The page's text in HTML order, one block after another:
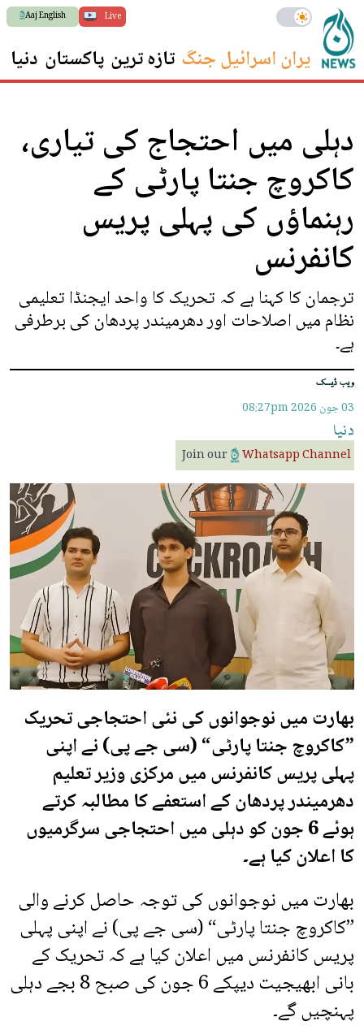
Live
Aaj English
ایران اسرائیل جنگ تازہ ترین پاکستان دنیا
دہلی میں احتجاج کی تیاری،
کاکروچ جنتا پارٹی کے
رہنماؤں کی پہلی پریس
کانفرنس
ترجمان کا کہنا ہے کہ تحریک کا واحد ایجنڈا تعلیمی
نظام میں اصلاحات اور دھرمیندر پردھان کی برطرفی
ہے۔
ویب ڈیسک
03 جون 2026 08:27pm
دنیا
Join our Whatsapp Channel
بھارت میں نوجوانوں کی نئی احتجاجی تحریک
”کاکروچ جنتا پارٹی“ (سی جے پی) نے اپنی
پہلی پریس کانفرنس میں مرکزی وزیر تعلیم
دھرمیندر پردھان کے استعفے کا مطالبہ کرتے
ہوئے 6 جون کو دہلی میں احتجاجی سرگرمیوں
کا اعلان کیا ہے۔
بھارت میں نوجوانوں کی توجہ حاصل کرنے والی
”کاکروچ جنتا پارٹی“ (سی جے پی) نے اپنی پہلی
پریس کانفرنس میں اعلان کیا ہے کہ تحریک کے
بانی ابھیجیت دیپکے 6 جون کی صبح 8 بجے دہلی
پہنچیں گے۔